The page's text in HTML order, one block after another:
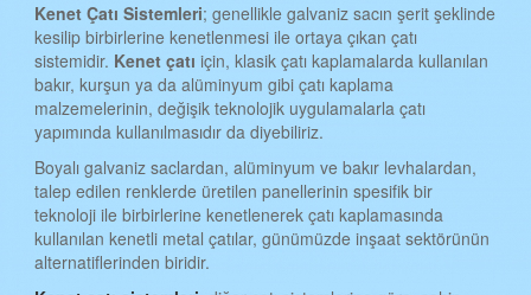
İZMİR KENET ÇATI
KARS KENET ÇATI
KASTAMONU KENET ÇATI
KAYSERİ KENET ÇATI
KIRKLARELİ KENET ÇATI
KIRŞEHİR KENET ÇATI
KOCAELİ KENET ÇATI
Kenet Çatı Sistemleri; genellikle galvaniz sacın şerit şeklinde
kesilip birbirlerine kenetlenmesi ile ortaya çıkan çatı
sistemidir. Kenet çatıiçin, klasik çatı kaplamalarda kullanılan
bakır, kurşun ya da alüminyum gibi çatı kaplama
malzemelerinin, değişik teknolojik uygulamalarla çatı
yapımında kullanılmasıdır da diyebiliriz.
Boyalı galvaniz saclardan, alüminyum ve bakır levhalardan,
talep edilen renklerde üretilen panellerinin spesifik bir
teknoloji ile birbirlerine kenetlenerek çatı kaplamasında
kullanılan kenetli metal çatılar, günümüzde inşaat sektörünün
alternatiflerinden biridir.